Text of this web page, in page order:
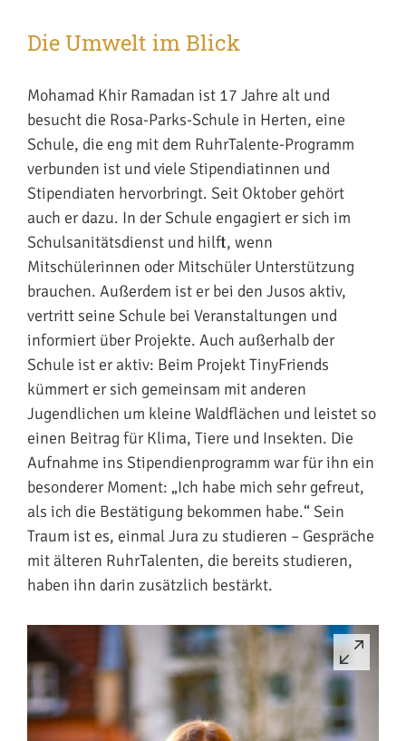
Die Umwelt im Blick
Mohamad Khir Ramadan ist 17 Jahre alt und
besucht die Rosa-Parks-Schule in Herten, eine
Schule, die eng mit dem RuhrTalente-Programm
verbunden ist und viele Stipendiatinnen und
Stipendiaten hervorbringt. Seit Oktober gehört
auch er dazu. In der Schule engagiert er sich im
Schulsanitätsdienst und hilft, wenn
Mitschülerinnen oder Mitschüler Unterstützung
brauchen. Außerdem ist er bei den Jusos aktiv,
vertritt seine Schule bei Veranstaltungen und
informiert über Projekte. Auch außerhalb der
Schule ist er aktiv: Beim Projekt TinyFriends
kümmert er sich gemeinsam mit anderen
Jugendlichen um kleine Waldflächen und leistet so
einen Beitrag für Klima, Tiere und Insekten. Die
Aufnahme ins Stipendienprogramm war für ihn ein
besonderer Moment: „Ich habe mich sehr gefreut,
als ich die Bestätigung bekommen habe.“ Sein
Traum ist es, einmal Jura zu studieren – Gespräche
mit älteren RuhrTalenten, die bereits studieren,
haben ihn darin zusätzlich bestärkt.